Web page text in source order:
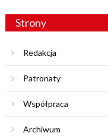
Strony
Redakcja
Patronaty
Współpraca
Archiwum